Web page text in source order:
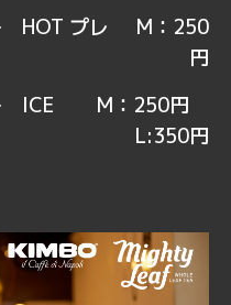
HOT プレ
M：250
円
ICE
M：250円
L:350円